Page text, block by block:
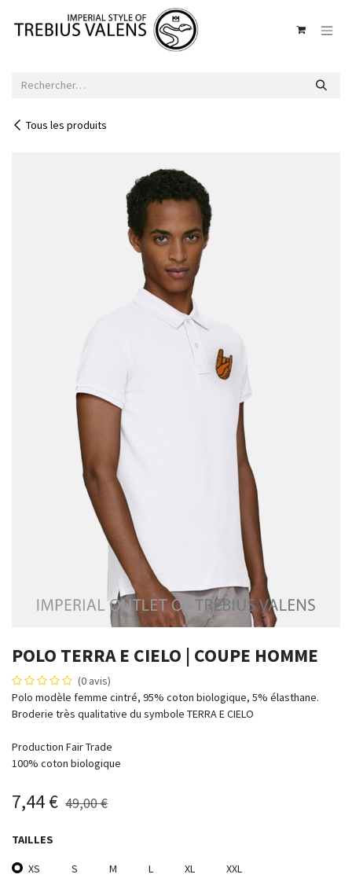
Tous les produits
POLO TERRA E CIELO | COUPE HOMME
(0 avis)
Polo modèle femme cintré, 95% coton biologique, 5% élasthane.
Broderie très qualitative du symbole TERRA E CIELO
Production Fair Trade
100% coton biologique
7,44 € 49,00€
TAILLES
XS S M L XL XXL